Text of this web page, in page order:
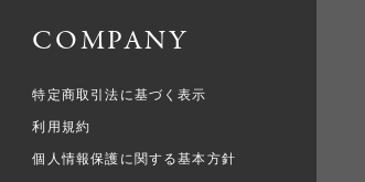
COMPANY
特定商取引法に基づく表示
利用規約
個人情報保護に関する基本方針